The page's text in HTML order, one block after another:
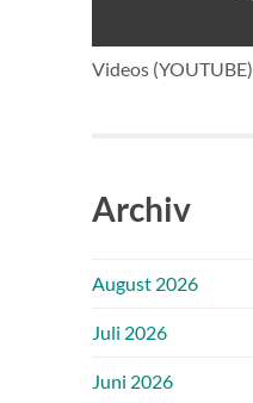
Videos (YOUTUBE)
Archiv
August 2026
Juli 2026
Juni 2026